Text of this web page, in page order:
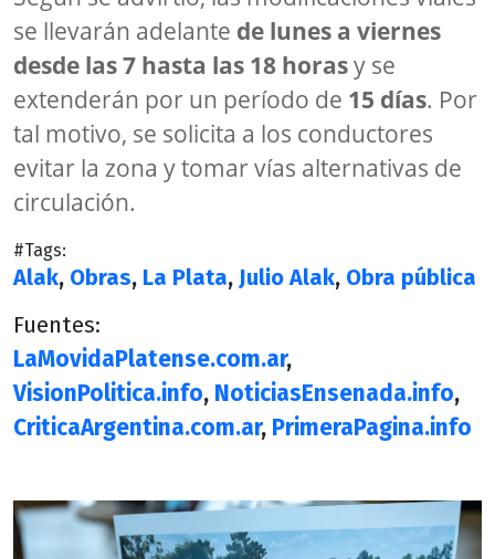
se llevarán adelante de lunes a viernes
desde las 7 hasta las 18 horasy se
extenderán por un período de 15 días. Por
tal motivo, se solicita a los conductores
evitar la zona y tomar vías alternativas de
circulación.
#Tags:
Alak, Obras, La Plata, Julio Alak, Obra pública
Fuentes:
LaMovidaPlatense.com.ar,
VisionPolitica.info, NoticiasEnsenada.info,
CriticaArgentina.com.ar, PrimeraPagina.info